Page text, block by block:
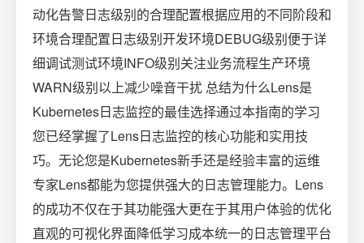
动化告警日志级别的合理配置根据应用的不同阶段和
环境合理配置日志级别开发环境DEBUG级别便于详
细调试测试环境INFO级别关注业务流程生产环境
WARN级别以上减少噪音干扰 总结为什么Lens是
Kubernetes日志监控的最佳选择通过本指南的学习
您已经掌握了Lens日志监控的核心功能和实用技
巧。无论您是Kubernetes新手还是经验丰富的运维
专家Lens都能为您提供强大的日志管理能力。Lens
的成功不仅在于其功能强大更在于其用户体验的优化
直观的可视化界面降低学习成本统一的日志管理平台